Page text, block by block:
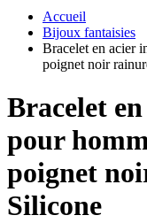
Accueil
Bijoux fantaisies
Bracelet en acier
poignet noir
Bracelet
pour
poignet
Silicone